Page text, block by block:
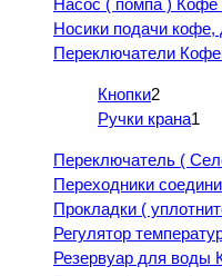
Насос ( помпа )
Носики подачи кофе,
Переключатели
Кнопки2
Ручки крана1
Переключатель (
Переходники
Прокладки (
Регулятор
Резервуар для